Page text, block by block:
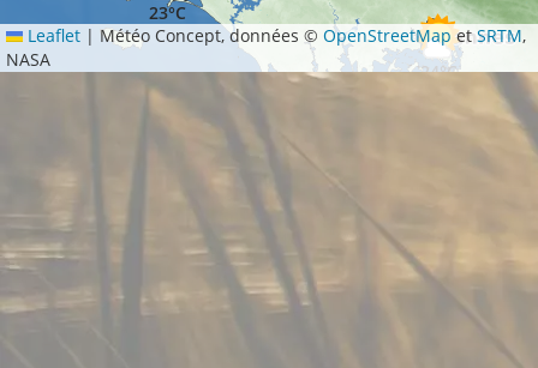
23°C
21°C
24°C
Leaflet | Météo Concept, données ©OpenStreetMapetSRTM,
NASA